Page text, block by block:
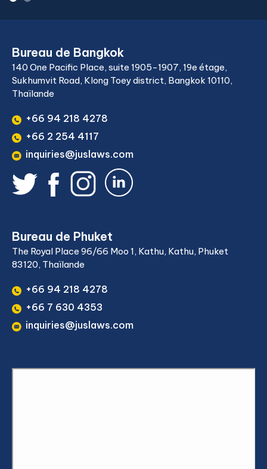
Bureau de Bangkok
140 One Pacific Place, suite 1905-1907, 19e étage,
Sukhumvit Road, Klong Toey district, Bangkok 10110,
Thaïlande
+66 94 218 4278
+66 2 254 4117
inquiries@juslaws.com
Bureau de Phuket
The Royal Place 96/66 Moo 1, Kathu, Kathu, Phuket
83120, Thaïlande
+66 94 218 4278
+66 7 630 4353
inquiries@juslaws.com